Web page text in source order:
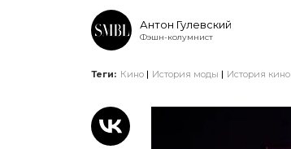
Антон Гулевский
Фэшн-колумнист
Теги: Кино История моды История кино